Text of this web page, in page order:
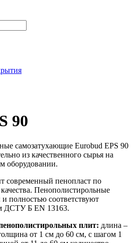
90
самозатухающие Eurobud EPS 90
из качественного сырья на
оборудовании.
современный пенопласт по
Пенополистирольные
полностью соответствуют
ДСТУ Б EN 13163.
плит: длина –
от 1 см до 60 см, с шагом 1